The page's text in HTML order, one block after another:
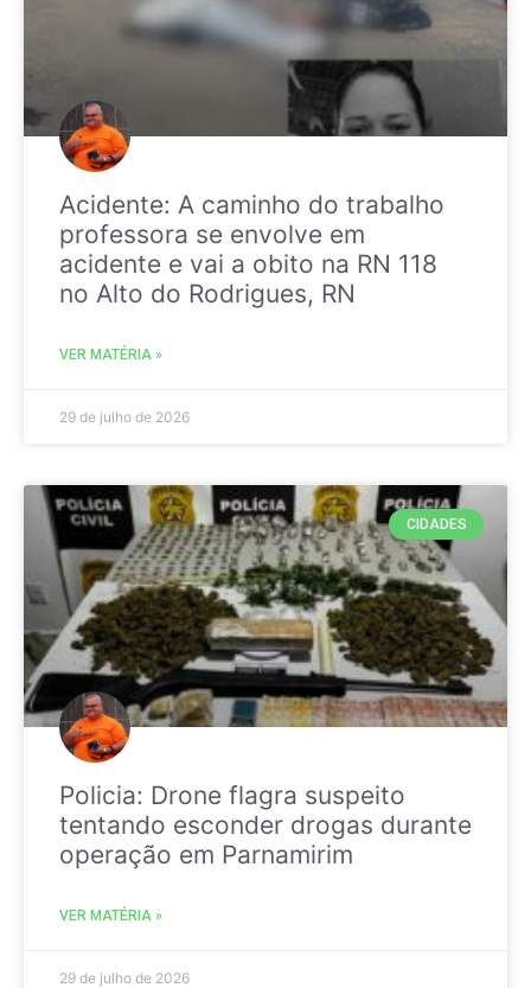
Acidente: A caminho do trabalho
professora se envolve em
acidente e vai a obito na RN 118
no Alto do Rodrigues, RN
VER MATÉRIA »
29 de julho de 2026
CIDADES
Policia: Drone flagra suspeito
tentando esconder drogas durante
operação em Parnamirim
VER MATÉRIA »
29 de julho de 2026